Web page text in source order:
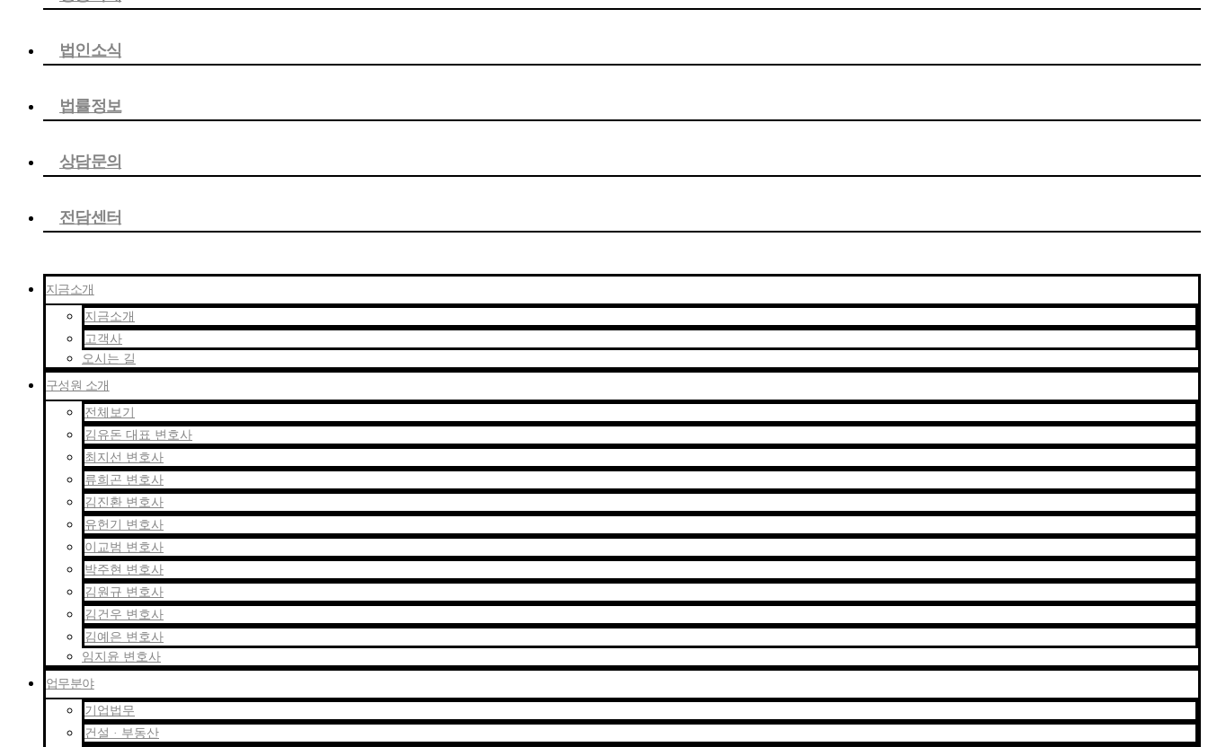
법인소식
법률정보
상담문의
전담센터
지금소개
지금소개
고객사
오시는 길
구성원 소개
전체보기
김유돈 대표 변호사
최지선 변호사
류희곤 변호사
김진환 변호사
유헌기 변호사
이교범 변호사
박주현 변호사
김원규 변호사
김건우 변호사
김예은 변호사
임지윤 변호사
업무분야
기업법무
건설 · 부동산